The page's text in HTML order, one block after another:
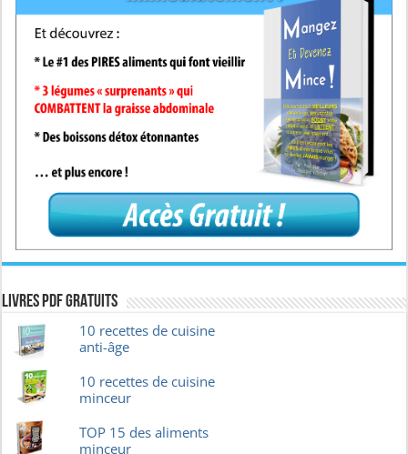
Livres pdf GRATUITS
10 recettes de cuisine
anti-âge
10 recettes de cuisine
minceur
TOP 15 des aliments
minceur